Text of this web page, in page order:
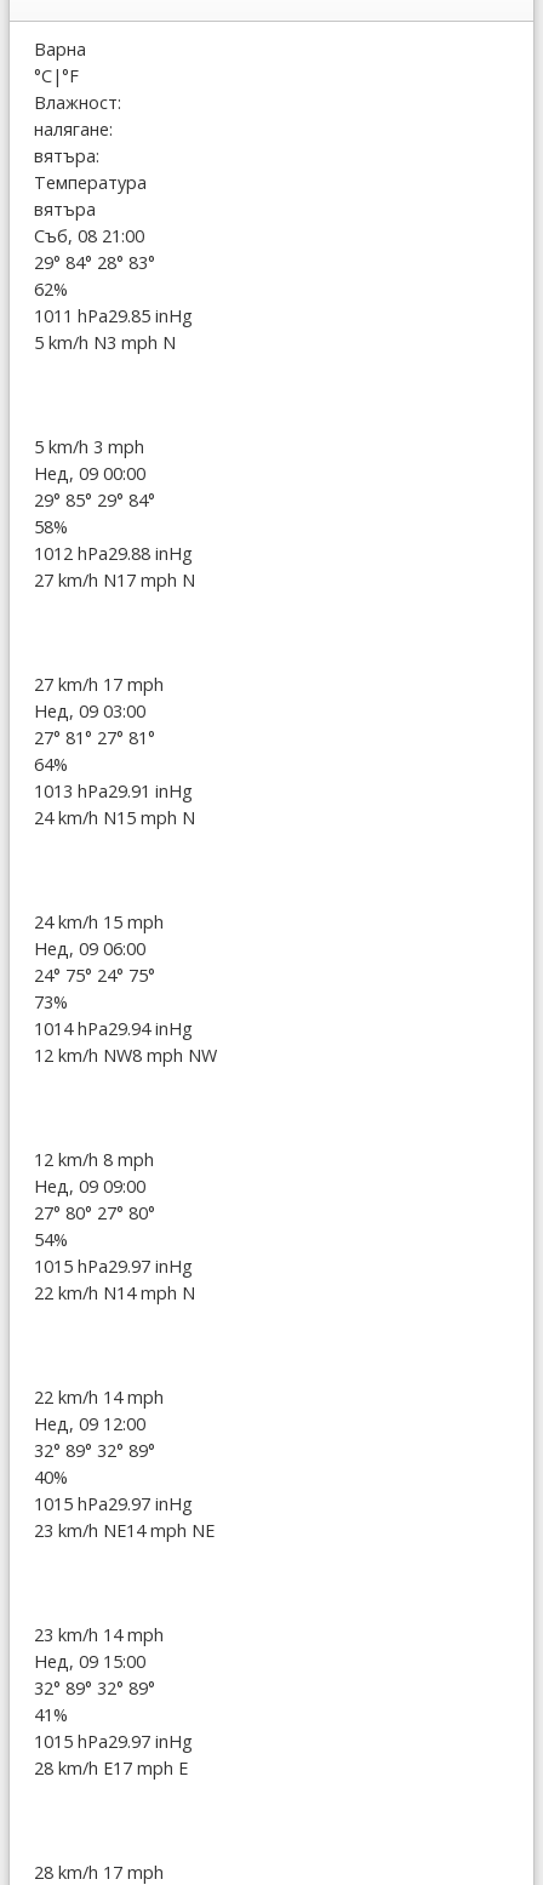
Варна
°C|°F
Влажност:
налягане:
вятъра:
Температура
вятъра
Съб, 08 21:00
29° 84° 28° 83°
62%
1011 hPa29.85 inHg
5 km/h N3 mph N
5 km/h 3 mph
Нед, 09 00:00
29° 85° 29° 84°
58%
1012 hPa29.88 inHg
27 km/h N17 mph N
27 km/h 17 mph
Нед, 09 03:00
27° 81° 27° 81°
64%
1013 hPa29.91 inHg
24 km/h N15 mph N
24 km/h 15 mph
Нед, 09 06:00
24° 75° 24° 75°
73%
1014 hPa29.94 inHg
12 km/h NW8 mph NW
12 km/h 8 mph
Нед, 09 09:00
27° 80° 27° 80°
54%
1015 hPa29.97 inHg
22 km/h N14 mph N
22 km/h 14 mph
Нед, 09 12:00
32° 89° 32° 89°
40%
1015 hPa29.97 inHg
23 km/h NE14 mph NE
23 km/h 14 mph
Нед, 09 15:00
32° 89° 32° 89°
41%
1015 hPa29.97 inHg
28 km/h E17 mph E
28 km/h 17 mph